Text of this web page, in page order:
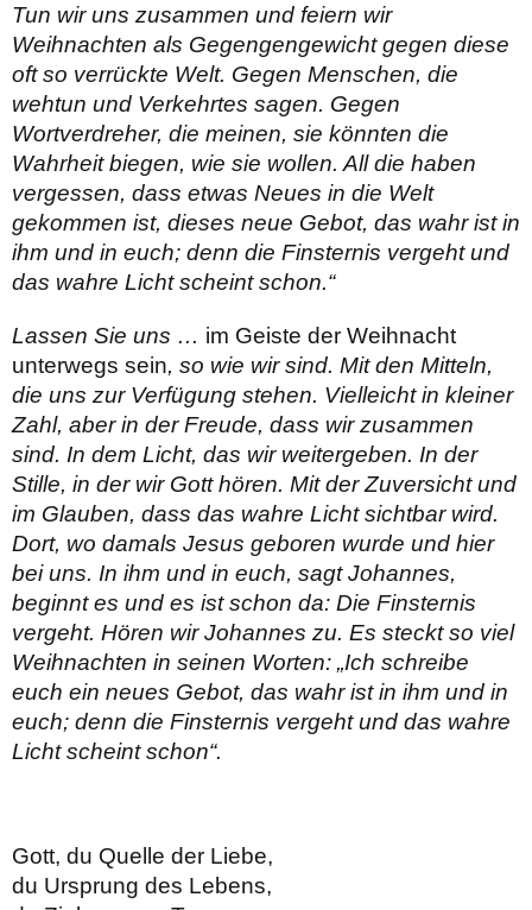
Tun wir uns zusammen und feiern wir
Weihnachten als Gegengengewicht gegen diese
oft so ver­rückte Welt. Gegen Menschen, die
wehtun und Verkehrtes sagen. Gegen
Wortverdreher, die meinen, sie könnten die
Wahrheit biegen, wie sie wollen. All die haben
vergessen, dass etwas Neues in die Welt
gekommen ist, dieses neue Gebot, das wahr ist in
ihm und in euch; denn die Finsternis vergeht und
das wahre Licht scheint schon.“
Lassen Sie uns … im Geiste der Weihnacht
unterwegs sein, so wie wir sind. Mit den Mitteln,
die uns zur Verfügung stehen. Vielleicht in kleiner
Zahl, aber in der Freude, dass wir zusammen
sind. In dem Licht, das wir weitergeben. In der
Stille, in der wir Gott hören. Mit der Zuversicht und
im Glauben, dass das wahre Licht sichtbar wird.
Dort, wo damals Jesus geboren wurde und hier
bei uns. In ihm und in euch, sagt Johannes,
beginnt es und es ist schon da: Die Finsternis
vergeht. Hören wir Johannes zu. Es steckt so viel
Weihnachten in seinen Worten: „Ich schreibe
euch ein neues Gebot, das wahr ist in ihm und in
euch; denn die Finsternis vergeht und das wahre
Licht scheint schon“.
Gott, du Quelle der Liebe,
du Ursprung des Lebens,